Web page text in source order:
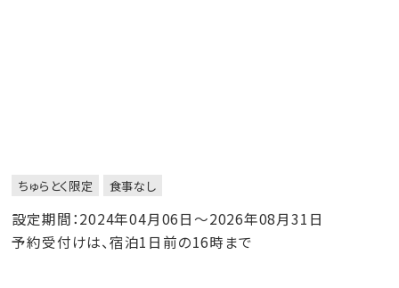
ちゅらとく限定 食事なし
設定期間：2024年04月06日～2026年08月31日
予約受付けは、宿泊1日前の16時まで